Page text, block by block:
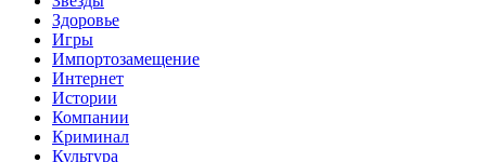
Здоровье
Игры
Импортозамещение
Интернет
Истории
Компании
Криминал
Культура